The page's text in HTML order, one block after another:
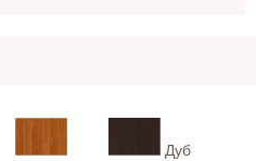
Дуб